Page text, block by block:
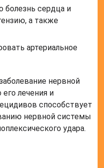
болезнь сердца и
а также
артериальное
нервной
лечения и
способствует
нервной системы
удара.